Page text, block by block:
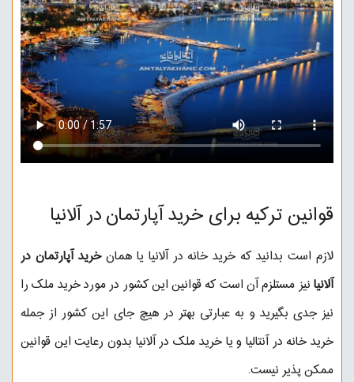
قوانین ترکیه برای خرید آپارتمان در آلانیا
لازم است بدانید که خرید خانه در آلانیا یا همانخرید آپارتمان در
آلانیانیز مستلزم آن است که قوانین این کشور در مورد خرید ملک را
نیز جدی بگیرید و به عبارتی بهتر در هیچ جای این کشور از جمله
خرید خانه در آنتالیا و یا خرید ملک در آلانیا بدون رعایت این قوانین
ممکن پذیر نیست.